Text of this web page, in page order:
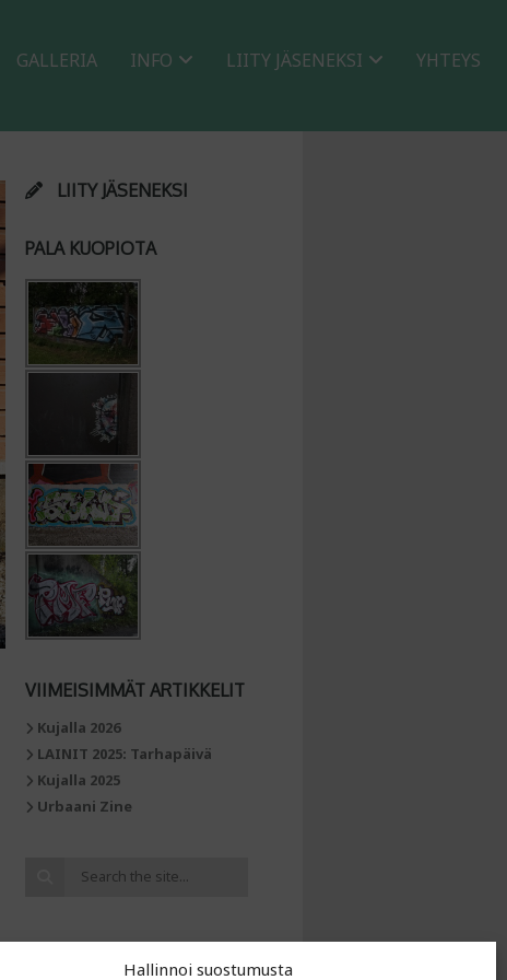
Hallinnoi suostumusta
GALLERIA INFO LIITY JÄSENEKSI YHTEYS
LIITY JÄSENEKSI
PALA KUOPIOTA
VIIMEISIMMÄT ARTIKKELIT
Kujalla 2026
LAINIT 2025: Tarhapäivä
Kujalla 2025
Urbaani Zine